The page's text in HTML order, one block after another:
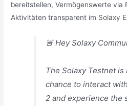
bereitstellen, Vermögenswerte via
Aktivitäten transparent im Solaxy
🚨 Hey Solaxy
The Solaxy Testnet is
chance to interact
2 and experience the